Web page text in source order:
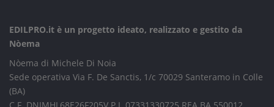
EDILPRO.it è un progetto ideato, realizzato e gestito da
Nòema
Nòema di Michele Di Noia
Sede operativa Via F. De Sanctis, 1/c 70029 Santeramo in Colle
(BA)